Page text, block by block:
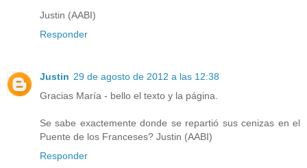
Justin (AABI)
Responder
Justin 29 de agosto de 2012 a las 12:38
Gracias María - bello el texto y la página.
Se sabe exactemente donde se repartió sus cenizas en el
Puente de los Franceses? Justin (AABI)
Responder